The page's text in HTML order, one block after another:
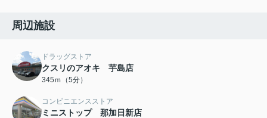
周辺施設
ドラッグストア
クスリのアオキ 芋島店
345ｍ（5分）
コンビニエンスストア
ミニストップ 那加日新店